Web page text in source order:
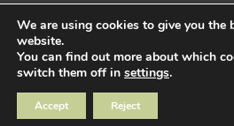
Neve| Powered by
We are using cookies to give you the
website.
You can find out more about which
switch them off in settings.
Accept Reject